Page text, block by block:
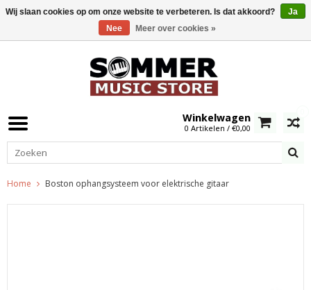
Winkelwagen
0 Artikelen / €0,00
Home Boston ophangsysteem voor elektrische gitaar
Wij slaan cookies op om onze website te verbeteren. Is dat akkoord?
Ja
Nee
Meer over cookies »